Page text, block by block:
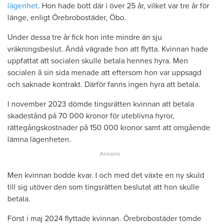
lägenhet. Hon hade bott där i över 25 år, vilket var tre år för
länge, enligt Örebrobostäder, Öbo.
Under dessa tre år fick hon inte mindre än sju
vräkningsbeslut. Ändå vägrade hon att flytta. Kvinnan hade
uppfattat att socialen skulle betala hennes hyra. Men
socialen å sin sida menade att eftersom hon var uppsagd
och saknade kontrakt. Därför fanns ingen hyra att betala.
I november 2023 dömde tingsrätten kvinnan att betala
skadestånd på 70 000 kronor för uteblivna hyror,
rättegångskostnader på 150 000 kronor samt att omgående
lämna lägenheten.
Men kvinnan bodde kvar. I och med det växte en ny skuld
till sig utöver den som tingsrätten beslutat att hon skulle
betala.
Först i maj 2024 flyttade kvinnan. Örebrobostäder tömde